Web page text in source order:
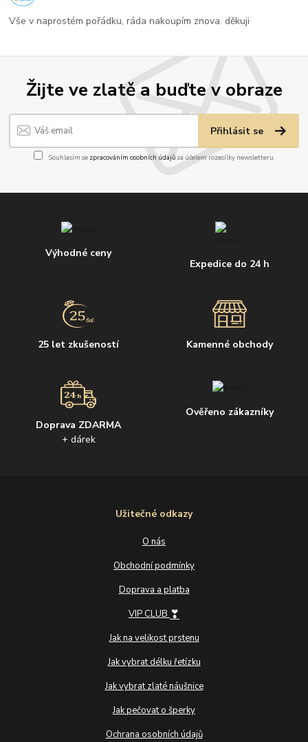
Žijte ve zlatě a buďte v obraze
Přihlásit se
Souhlasím se zpracováním osobních údajůza účelem rozesílky newsletteru.
Výhodné ceny
Expedice do 24 h
25 let zkušeností Kamenné obchody
Doprava ZDARMA
+ dárek
Ověřeno zákazníky
Užitečné odkazy
O nás
Obchodní podmínky
Doprava a platba
VIP CLUB ❣
Jak na velikost prstenu
Jak vybrat délku řetízku
Jak vybrat zlaté náušnice
Jak pečovat o šperky
Ochrana osobních údajů
Vše v naprostém pořádku, ráda nakoupím znova. děkuji